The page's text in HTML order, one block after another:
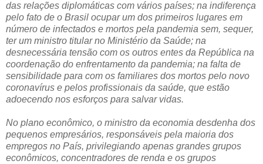
das relações diplomáticas com vários países; na indiferença
pelo fato de o Brasil ocupar um dos primeiros lugares em
número de infectados e mortos pela pandemia sem, sequer,
ter um ministro titular no Ministério da Saúde; na
desnecessária tensão com os outros entes da República na
coordenação do enfrentamento da pandemia; na falta de
sensibilidade para com os familiares dos mortos pelo novo
coronavírus e pelos profissionais da saúde, que estão
adoecendo nos esforços para salvar vidas.
No plano econômico, o ministro da economia desdenha dos
pequenos empresários, responsáveis pela maioria dos
empregos no País, privilegiando apenas grandes grupos
econômicos, concentradores de renda e os grupos